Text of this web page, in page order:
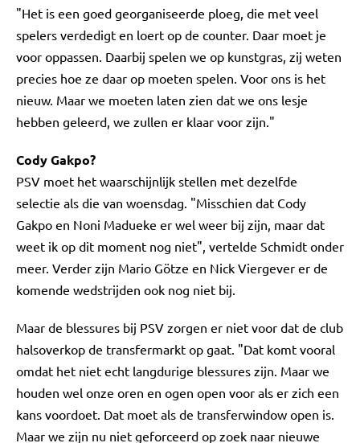
"Het is een goed georganiseerde ploeg, die met veel
spelers verdedigt en loert op de counter. Daar moet je
voor oppassen. Daarbij spelen we op kunstgras, zij weten
precies hoe ze daar op moeten spelen. Voor ons is het
nieuw. Maar we moeten laten zien dat we ons lesje
hebben geleerd, we zullen er klaar voor zijn."
Cody Gakpo?
PSV moet het waarschijnlijk stellen met dezelfde
selectie als die van woensdag. "Misschien dat Cody
Gakpo en Noni Madueke er wel weer bij zijn, maar dat
weet ik op dit moment nog niet", vertelde Schmidt onder
meer. Verder zijn Mario Götze en Nick Viergever er de
komende wedstrijden ook nog niet bij.
Maar de blessures bij PSV zorgen er niet voor dat de club
halsoverkop de transfermarkt op gaat. "Dat komt vooral
omdat het niet echt langdurige blessures zijn. Maar we
houden wel onze oren en ogen open voor als er zich een
kans voordoet. Dat moet als de transferwindow open is.
Maar we zijn nu niet geforceerd op zoek naar nieuwe